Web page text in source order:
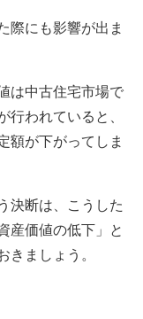
際にも影響が出ま
は中古住宅市場で
行われていると、
額が下がってしま
決断は、こうした
産価値の低下」と
きましょう。